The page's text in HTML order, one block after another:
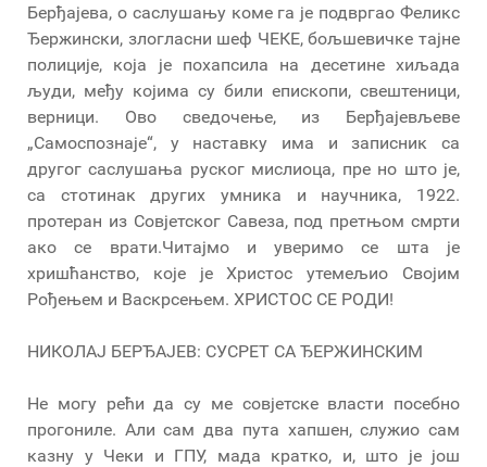
Берђајева, о саслушању коме га је подвргао Феликс
Ђержински, злогласни шеф ЧЕКЕ, бољшевичке тајне
полиције, која је похапсила на десетине хиљада
људи, међу којима су били епископи, свештеници,
верници. Ово сведочење, из Берђајевљеве
„Самоспознаје“, у наставку има и записник са
другог саслушања руског мислиоца, пре но што је,
са стотинак других умника и научника, 1922.
протеран из Совјетског Савеза, под претњом смрти
ако се врати.Читајмо и уверимо се шта је
хришћанство, које је Христос утемељио Својим
Рођењем и Васкрсењем. ХРИСТОС СЕ РОДИ!
НИКОЛАЈ БЕРЂАЈЕВ: СУСРЕТ СА ЂЕРЖИНСКИМ
Не могу рећи да су ме совјетске власти посебно
прогониле. Али сам два пута хапшен, служио сам
казну у Чеки и ГПУ, мада кратко, и, што је још